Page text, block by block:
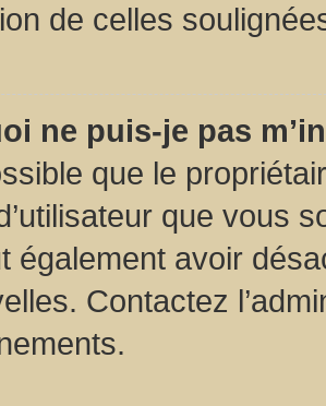
de celles
ne puis-je pas
que le
que vous
également avoir
Contactez